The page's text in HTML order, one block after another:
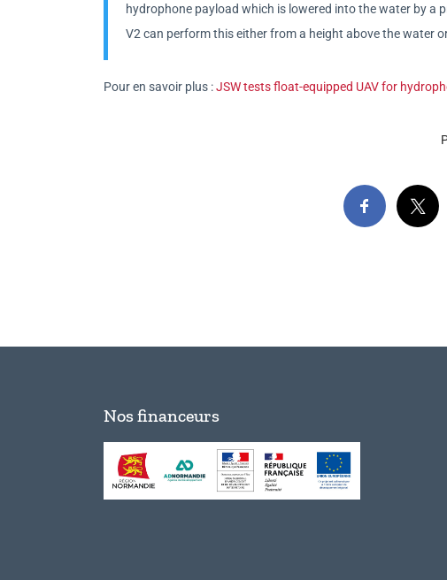
hydrophone payload which is lowered into the water by a
V2 can perform this either from a height above the water
Pour en savoir plus :JSW tests float-equipped UAV for
Nos financeurs